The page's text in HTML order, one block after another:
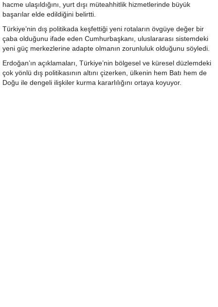
hacme ulaşıldığını, yurt dışı müteahhitlik hizmetlerinde büyük
başarılar elde edildiğini belirtti.
Türkiye’nin dış politikada keşfettiği yeni rotaların övgüye değer bir
çaba olduğunu ifade eden Cumhurbaşkanı, uluslararası sistemdeki
yeni güç merkezlerine adapte olmanın zorunluluk olduğunu söyledi.
Erdoğan’ın açıklamaları, Türkiye’nin bölgesel ve küresel düzlemdeki
çok yönlü dış politikasının altını çizerken, ülkenin hem Batı hem de
Doğu ile dengeli ilişkiler kurma kararlılığını ortaya koyuyor.